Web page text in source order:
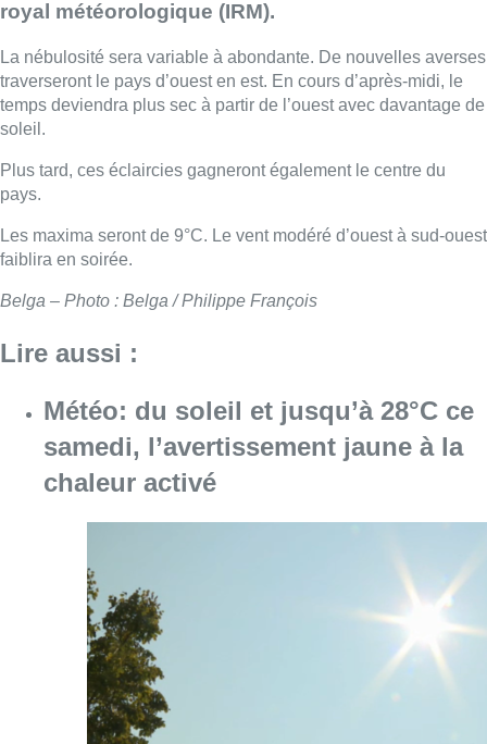
royal météorologique (IRM).
La nébulosité sera variable à abondante. De nouvelles averses
traverseront le pays d’ouest en est. En cours d’après-midi, le
temps deviendra plus sec à partir de l’ouest avec davantage de
soleil.
Plus tard, ces éclaircies gagneront également le centre du
pays.
Les maxima seront de 9°C. Le vent modéré d’ouest à sud-ouest
faiblira en soirée.
Belga – Photo : Belga / Philippe François
Lire aussi :
Météo: du soleil et jusqu’à 28°C ce
samedi, l’avertissement jaune à la
chaleur activé